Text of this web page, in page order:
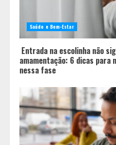
Você
os
estrada
Saúde e Bem-Estar
Entrada na escolinha não
amamentação: 6 dicas para
nessa fase